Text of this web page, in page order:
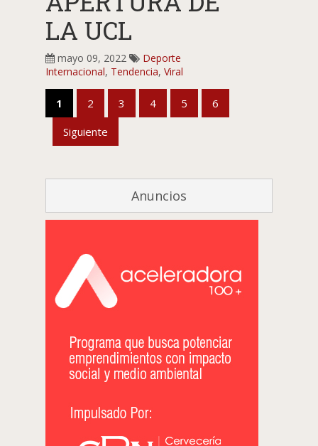
LA UCL
mayo 09, 2022
Deporte
Internacional, Tendencia, Viral
1 2 3 4 5
6
Siguiente
Anuncios